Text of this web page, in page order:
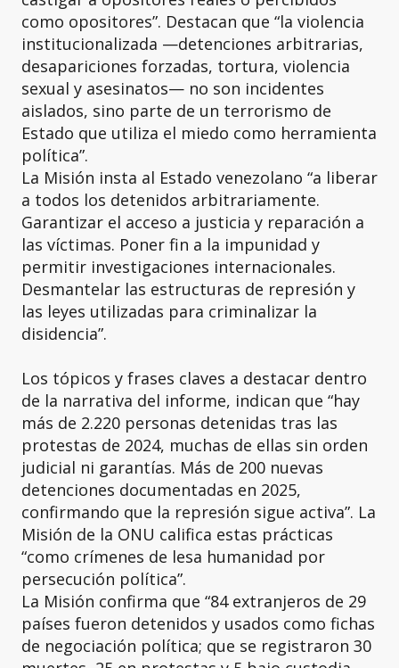
como opositores”. Destacan que “la violencia
institucionalizada —detenciones arbitrarias,
desapariciones forzadas, tortura, violencia
sexual y asesinatos— no son incidentes
aislados, sino parte de un terrorismo de
Estado que utiliza el miedo como herramienta
política”.
La Misión insta al Estado venezolano “a liberar
a todos los detenidos arbitrariamente.
Garantizar el acceso a justicia y reparación a
las víctimas. Poner fin a la impunidad y
permitir investigaciones internacionales.
Desmantelar las estructuras de represión y
las leyes utilizadas para criminalizar la
disidencia”.
Los tópicos y frases claves a destacar dentro
de la narrativa del informe, indican que “hay
más de 2.220 personas detenidas tras las
protestas de 2024, muchas de ellas sin orden
judicial ni garantías. Más de 200 nuevas
detenciones documentadas en 2025,
confirmando que la represión sigue activa”. La
Misión de la ONU califica estas prácticas
“como crímenes de lesa humanidad por
persecución política”.
La Misión confirma que “84 extranjeros de 29
países fueron detenidos y usados como fichas
de negociación política; que se registraron 30